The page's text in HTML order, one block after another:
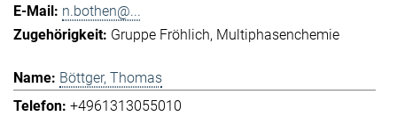
n.bothen@...
Gruppe Fröhlich Multiphasenchemie
Böttger, Thomas
+4961313055010